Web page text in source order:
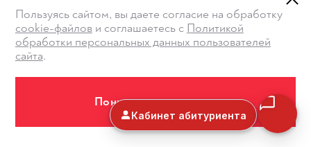
Пользуясь сайтом, вы даете согласие на обработку
cookie-файлови соглашаетесь с Политикой
обработки персональных данных пользователей
сайта.
Понимаю и принимаю